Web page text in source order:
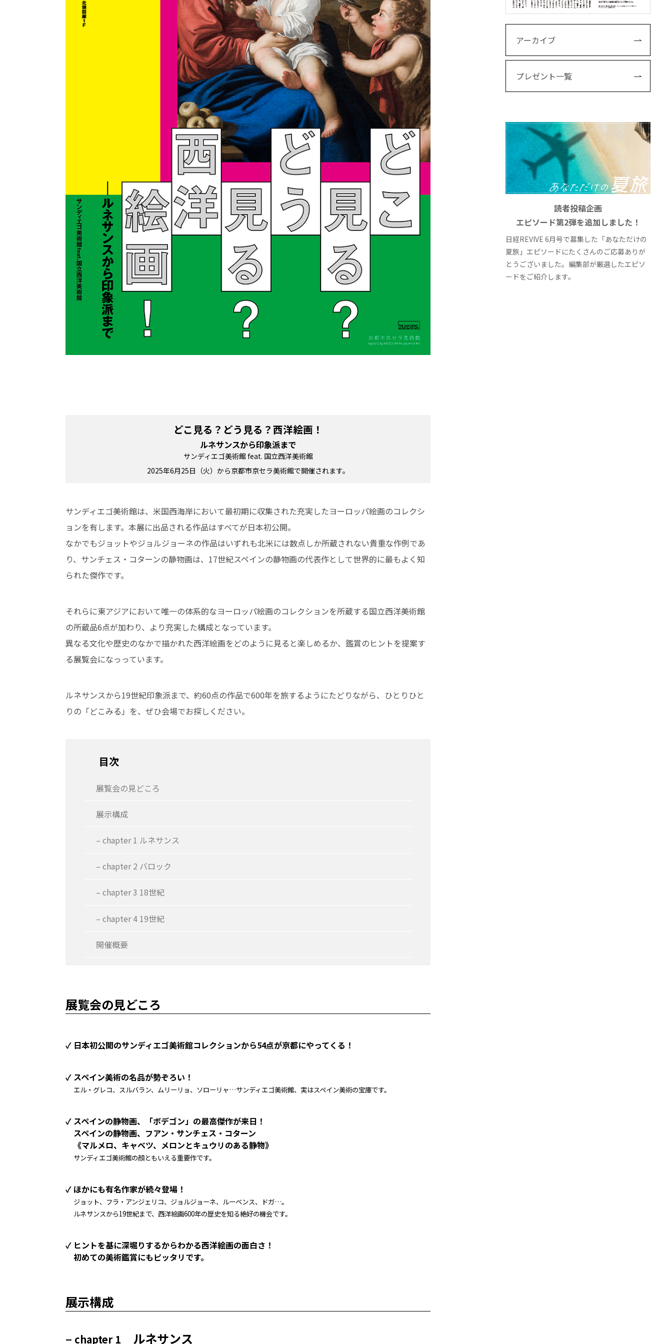
どこ見る？どう見る？西洋絵画！
ルネサンスから印象派まで
サンディエゴ美術館 feat. 国立西洋美術館
2025年6月25日（火）から京都市京セラ美術館で開催されます。
サンディエゴ美術館は、米国西海岸において最初期に収集された充実したヨーロッパ絵画のコレクシ
ョンを有します。本展に出品される作品はすべてが日本初公開。
なかでもジョットやジョルジョーネの作品はいずれも北米には数点しか所蔵されない貴重な作例であ
り、サンチェス・コターンの静物画は、17世紀スペインの静物画の代表作として世界的に最もよく知
られた傑作です。
それらに東アジアにおいて唯一の体系的なヨーロッパ絵画のコレクションを所蔵する国立西洋美術館
の所蔵品6点が加わり、より充実した構成となっています。
異なる文化や歴史のなかで描かれた西洋絵画をどのように見ると楽しめるか、鑑賞のヒントを提案す
る展覧会になっっています。
ルネサンスから19世紀印象派まで、約60点の作品で600年を旅するようにたどりながら、ひとりひと
りの「どこみる」を、ぜひ会場でお探しください。
目次
展覧会の見どころ
展示構成
– chapter 1 ルネサンス
– chapter 2 バロック
– chapter 3 18世紀
– chapter 4 19世紀
開催概要
展覧会の見どころ
✓ 日本初公開のサンディエゴ美術館コレクションから54点が京都にやってくる！
✓ スペイン美術の名品が勢ぞろい！
エル・グレコ、スルバラン、ムリーリョ、ソローリャ…サンディエゴ美術館、実はスペイン美術の宝庫です。
✓ スペインの静物画、「ボデゴン」の最高傑作が来日！
スペインの静物画、フアン・サンチェス・コターン
《マルメロ、キャベツ、メロンとキュウリのある静物》
サンディエゴ美術館の顔ともいえる重要作です。
✓ ほかにも有名作家が続々登場！
ジョット、フラ・アンジェリコ、ジョルジョーネ、ルーベンス、ドガ…。
ルネサンスから19世紀まで、西洋絵画600年の歴史を知る絶好の機会です。
✓ ヒントを基に深堀りするからわかる西洋絵画の面白さ！
初めての美術鑑賞にもピッタリです。
展示構成
– chapter 1 ルネサンス
アーカイブ
プレゼント一覧
読者投稿企画
エピソード第2弾を追加しました！
日経REVIVE 6月号で募集した「あなただけの
夏旅」エピソードにたくさんのご応募ありが
とうございました。編集部が厳選したエピソ
ードをご紹介します。